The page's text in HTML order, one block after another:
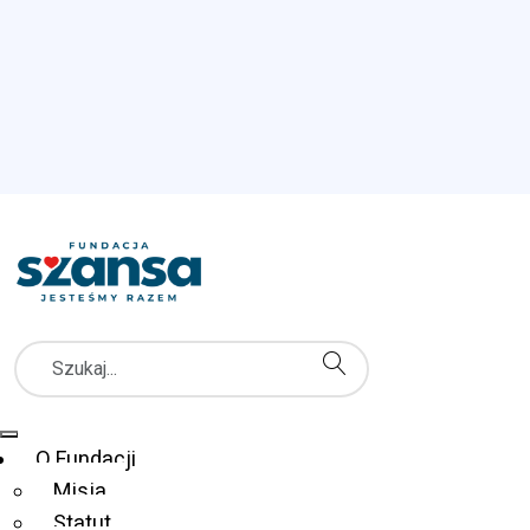
Szukaj
Menu Główne
O Fundacji
Misja
Statut